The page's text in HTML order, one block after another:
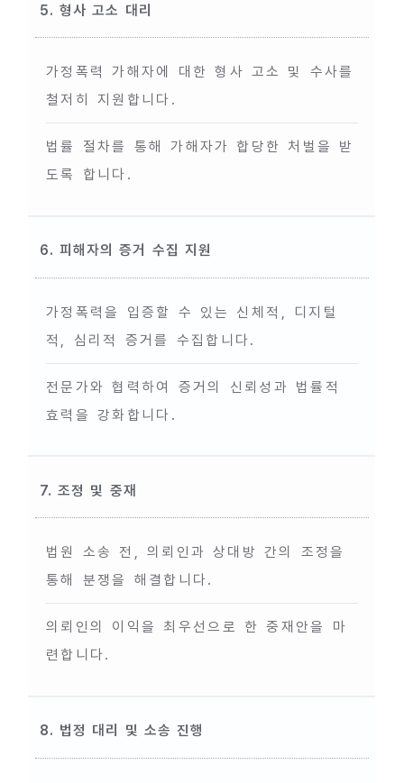
5. 형사 고소 대리
가정폭력 가해자에 대한 형사 고소 및 수사를
철저히 지원합니다.
법률 절차를 통해 가해자가 합당한 처벌을 받
도록 합니다.
6. 피해자의 증거 수집 지원
가정폭력을 입증할 수 있는 신체적, 디지털
적, 심리적 증거를 수집합니다.
전문가와 협력하여 증거의 신뢰성과 법률적
효력을 강화합니다.
7. 조정 및 중재
법원 소송 전, 의뢰인과 상대방 간의 조정을
통해 분쟁을 해결합니다.
의뢰인의 이익을 최우선으로 한 중재안을 마
련합니다.
8. 법정 대리 및 소송 진행